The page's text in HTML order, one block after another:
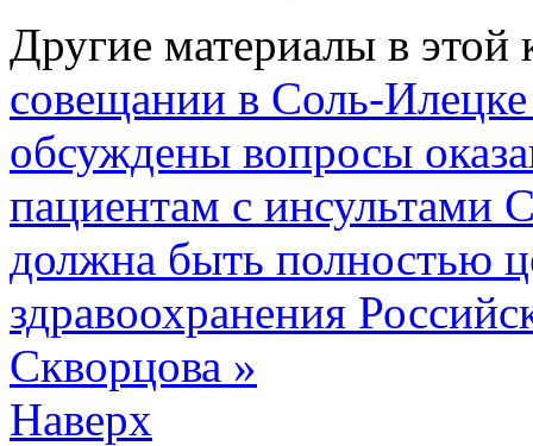
Другие материалы в этой
совещании в Соль-
обсуждены вопросы
пациентам с инсультами
должна быть полностью
здравоохранения
Скворцова »
Наверх